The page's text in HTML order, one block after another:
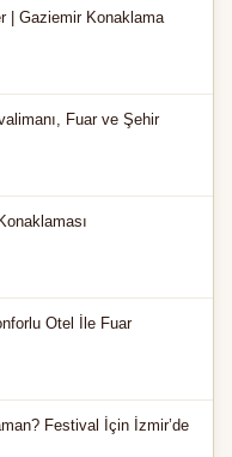
| Gaziemir Konaklama
Fuar ve Şehir
Otel İle Fuar
Festival İçin İzmir’de